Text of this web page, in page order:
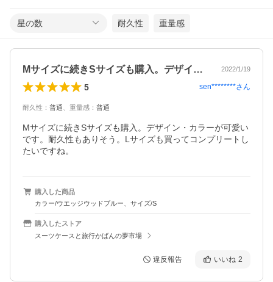
星の数 耐久性 重量感
Mサイズに続きSサイズも購入。デザイン… 2022/1/19
5 sen********さん
耐久性 ： 普通 重量感 ： 普通
Mサイズに続きSサイズも購入。デザイン・カラーが可愛い
です。耐久性もありそう。Lサイズも買ってコンプリートし
たいですね。
購入した商品
カラー/ウエッジウッドブルー、サイズ/S
購入したストア
スーツケースと旅行かばんの夢市場
違反報告 いいね 2